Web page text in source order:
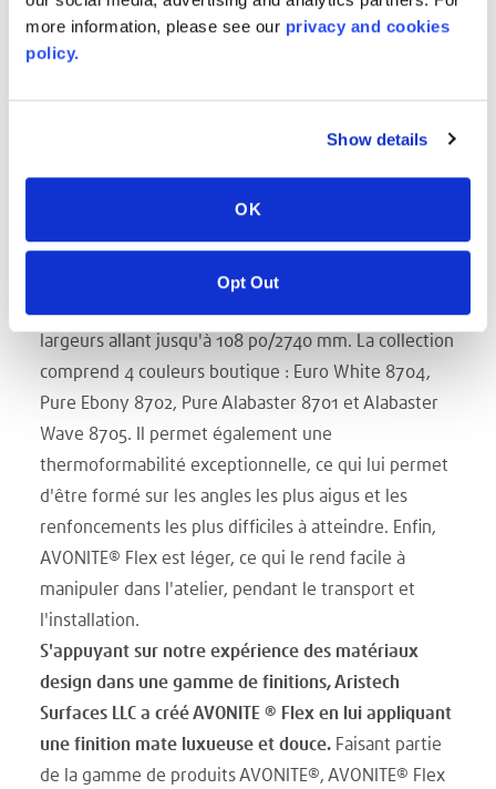
more information, please see our privacy and cookies
policy.
Show details
OK
Opt Out
de supporter les régimes de nettoyage intensifs
dans le domaine des applications commerciales. De
surface solide offrant toutes les propriétés
fonctionnelles les plus recherchées.Fournie en
feuilles ou en rouleaux, la feuille est disponible en
largeurs allant jusqu'à 108 po/2740 mm. La collection
comprend 4 couleurs boutique : Euro White 8704,
Pure Ebony 8702, Pure Alabaster 8701 et Alabaster
Wave 8705. Il permet également une
thermoformabilité exceptionnelle, ce qui lui permet
d'être formé sur les angles les plus aigus et les
renfoncements les plus difficiles à atteindre. Enfin,
AVONITE® Flex est léger, ce qui le rend facile à
manipuler dans l'atelier, pendant le transport et
l'installation.
S'appuyant sur notre expérience des matériaux
design dans une gamme de finitions, Aristech
Surfaces LLC a créé AVONITE ® Flex en lui appliquant
une finition mate luxueuse et douce. Faisant partie
de la gamme de produits AVONITE®, AVONITE® Flex